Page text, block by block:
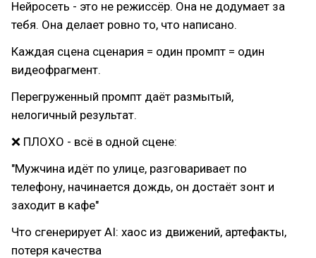
Нейросеть - это не режиссёр. Она не додумает за
тебя. Она делает ровно то, что написано.
Каждая сцена сценария = один промпт = один
видеофрагмент.
Перегруженный промпт даёт размытый,
нелогичный результат.
❌ ПЛОХО - всё в одной сцене:
"Мужчина идёт по улице, разговаривает по
телефону, начинается дождь, он достаёт зонт и
заходит в кафе"
Что сгенерирует AI: хаос из движений, артефакты,
потеря качества